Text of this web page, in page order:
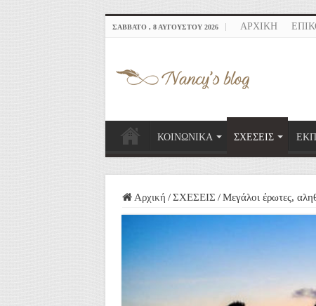
ΣΆΒΒΑΤΟ , 8 ΑΥΓΟΎΣΤΟΥ 2026 ΑΡΧΙΚΗ
ΚΟΙΝΩΝΙΚΑ ΣΧΕΣΕΙΣ
Αρχική / ΣΧΕΣΕΙΣ / Μεγάλοι έρωτες,